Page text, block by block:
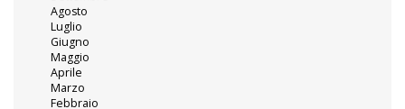
Agosto
Luglio
Giugno
Maggio
Aprile
Marzo
Febbraio